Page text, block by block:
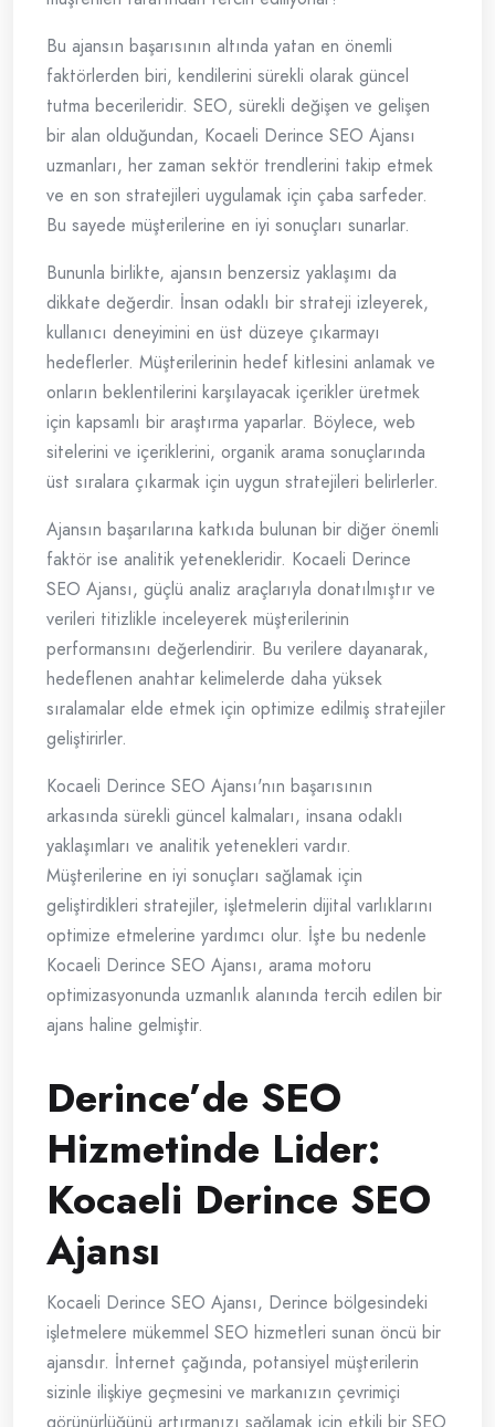
Bu ajansın başarısının altında yatan en önemli
faktörlerden biri, kendilerini sürekli olarak güncel
tutma becerileridir. SEO, sürekli değişen ve gelişen
bir alan olduğundan, Kocaeli Derince SEO Ajansı
uzmanları, her zaman sektör trendlerini takip etmek
ve en son stratejileri uygulamak için çaba sarfeder.
Bu sayede müşterilerine en iyi sonuçları sunarlar.
Bununla birlikte, ajansın benzersiz yaklaşımı da
dikkate değerdir. İnsan odaklı bir strateji izleyerek,
kullanıcı deneyimini en üst düzeye çıkarmayı
hedeflerler. Müşterilerinin hedef kitlesini anlamak ve
onların beklentilerini karşılayacak içerikler üretmek
için kapsamlı bir araştırma yaparlar. Böylece, web
sitelerini ve içeriklerini, organik arama sonuçlarında
üst sıralara çıkarmak için uygun stratejileri belirlerler.
Ajansın başarılarına katkıda bulunan bir diğer önemli
faktör ise analitik yetenekleridir. Kocaeli Derince
SEO Ajansı, güçlü analiz araçlarıyla donatılmıştır ve
verileri titizlikle inceleyerek müşterilerinin
performansını değerlendirir. Bu verilere dayanarak,
hedeflenen anahtar kelimelerde daha yüksek
sıralamalar elde etmek için optimize edilmiş stratejiler
geliştirirler.
Kocaeli Derince SEO Ajansı'nın başarısının
arkasında sürekli güncel kalmaları, insana odaklı
yaklaşımları ve analitik yetenekleri vardır.
Müşterilerine en iyi sonuçları sağlamak için
geliştirdikleri stratejiler, işletmelerin dijital varlıklarını
optimize etmelerine yardımcı olur. İşte bu nedenle
Kocaeli Derince SEO Ajansı, arama motoru
optimizasyonunda uzmanlık alanında tercih edilen bir
ajans haline gelmiştir.
Derince’de SEO
Hizmetinde Lider:
Kocaeli Derince SEO
Ajansı
Kocaeli Derince SEO Ajansı, Derince bölgesindeki
işletmelere mükemmel SEO hizmetleri sunan öncü bir
ajansdır. İnternet çağında, potansiyel müşterilerin
sizinle ilişkiye geçmesini ve markanızın çevrimiçi